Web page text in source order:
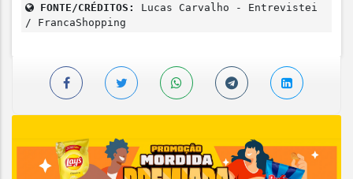
FONTE/CRÉDITOS:
Lucas Carvalho - Entrevistei
/ FrancaShopping